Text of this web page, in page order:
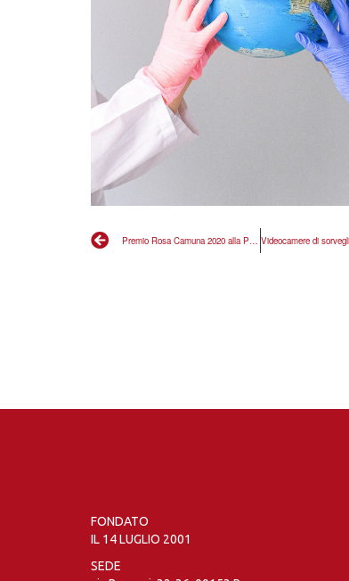
FONDATO
IL 14 LUGLIO 2001
SEDE